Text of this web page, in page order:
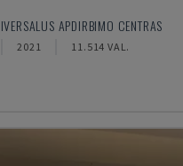
APDIRBIMO CENTRAS
2021 11.514 VAL.